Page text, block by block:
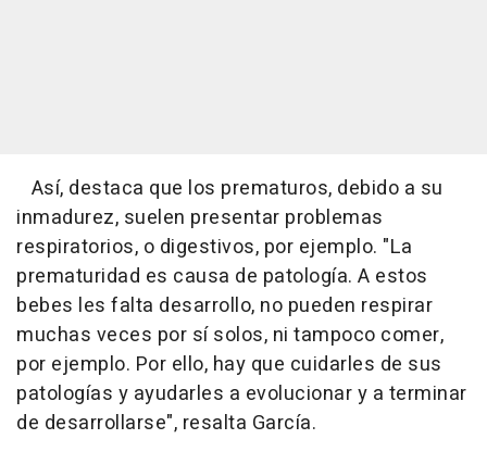
Así, destaca que los prematuros, debido a su
inmadurez, suelen presentar problemas
respiratorios, o digestivos, por ejemplo. "La
prematuridad es causa de patología. A estos
bebes les falta desarrollo, no pueden respirar
muchas veces por sí solos, ni tampoco comer,
por ejemplo. Por ello, hay que cuidarles de sus
patologías y ayudarles a evolucionar y a terminar
de desarrollarse", resalta García.